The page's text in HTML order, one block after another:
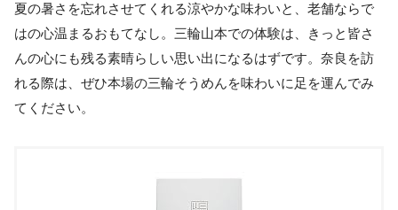
夏の暑さを忘れさせてくれる涼やかな味わいと、老舗ならで
はの心温まるおもてなし。三輪山本での体験は、きっと皆さ
んの心にも残る素晴らしい思い出になるはずです。奈良を訪
れる際は、ぜひ本場の三輪そうめんを味わいに足を運んでみ
てください。